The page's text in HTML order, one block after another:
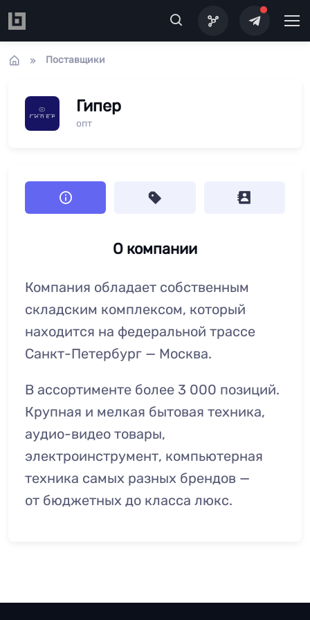
Поставщики
Гипер
опт
О компании
Компания обладает собственным
складским комплексом, который
находится на федеральной трассе
Санкт-Петербург — Москва.
В ассортименте более 3 000 позиций.
Крупная и мелкая бытовая техника,
аудио-видео товары,
электроинструмент, компьютерная
техника самых разных брендов —
от бюджетных до класса люкс.